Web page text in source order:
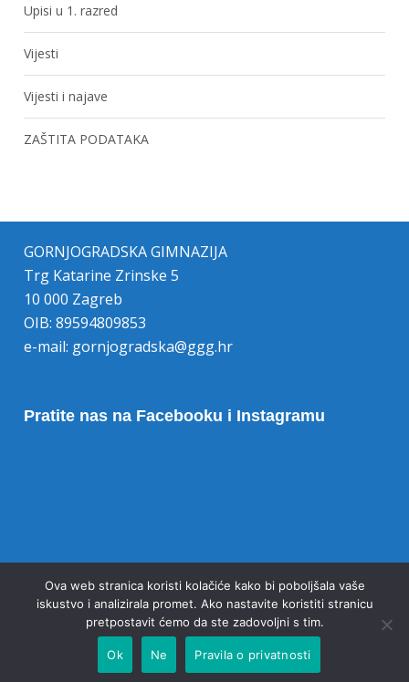
Upisi u 1. razred
Vijesti
Vijesti i najave
ZAŠTITA PODATAKA
GORNJOGRADSKA GIMNAZIJA
Trg Katarine Zrinske 5
10 000 Zagreb
OIB: 89594809853
e-mail: gornjogradska@ggg.hr
Pratite nas na Facebooku i Instagramu
© 2020 Gornjogradska gimnazija Zagreb
Ova web stranica koristi kolačiće kako bi poboljšala vaše
iskustvo i analizirala promet. Ako nastavite koristiti stranicu
pretpostavit ćemo da ste zadovoljni s tim.
Ok Ne Pravila o privatnosti